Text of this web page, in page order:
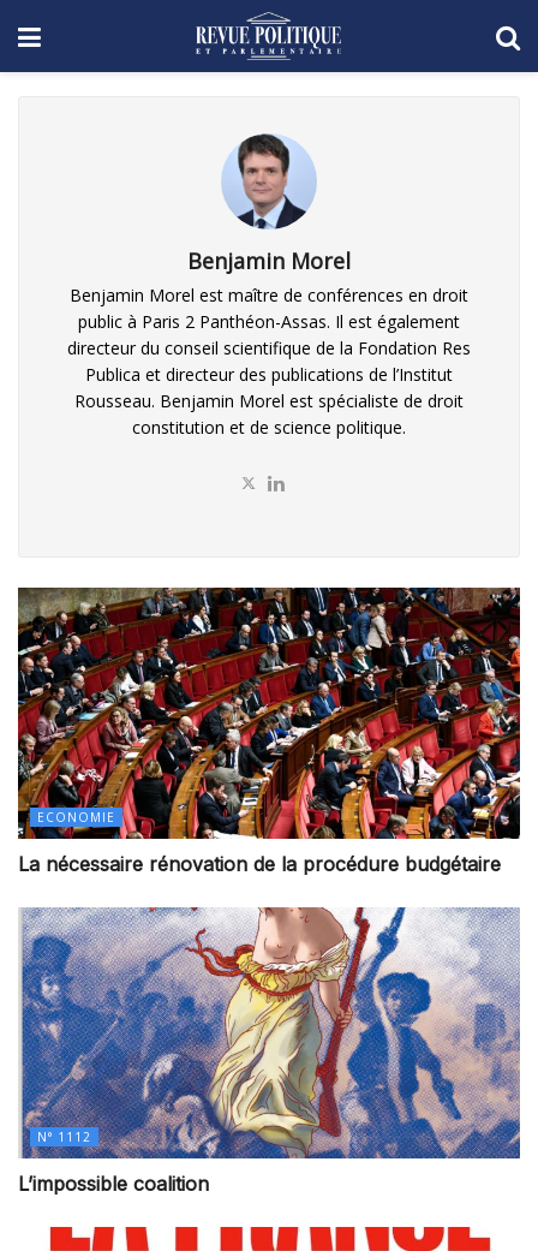
Benjamin Morel
Benjamin Morel est maître de conférences en droit
public à Paris 2 Panthéon-Assas. Il est également
directeur du conseil scientifique de la Fondation Res
Publica et directeur des publications de l’Institut
Rousseau. Benjamin Morel est spécialiste de droit
constitution et de science politique.
ECONOMIE
La nécessaire rénovation de la procédure budgétaire
N° 1112
L’impossible coalition